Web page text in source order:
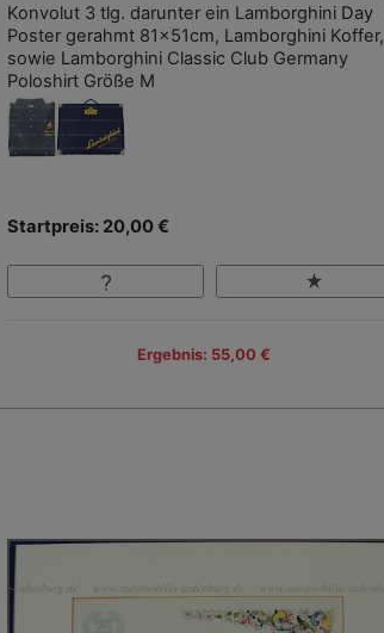
Konvolut 3 tlg. darunter ein Lamborghini Day
Poster gerahmt 81x51cm, Lamborghini Koffer,
sowie Lamborghini Classic Club Germany
Poloshirt Größe M
Startpreis: 20,00 €
Ergebnis: 55,00 €